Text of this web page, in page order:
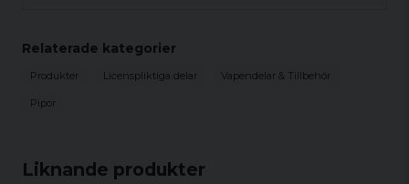
Liknande produkter
Relaterade kategorier
Produkter Licenspliktiga delar Vapendelar & Tillbehör
Pipor